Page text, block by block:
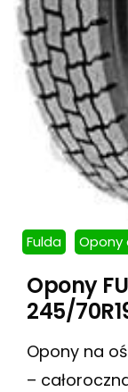
Fulda Opony
Opony
245/
Opony na
–